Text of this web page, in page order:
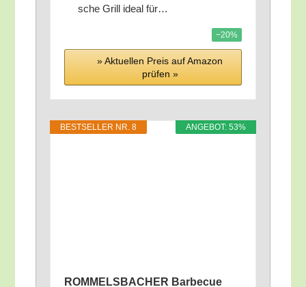
sche Grill ide­al für…
−20%
» Aktu­el­len Preis auf Ama­zon
prü­fen »
ANGE­BOT: 53%
BEST­SEL­LER NR. 8
ROMMELSBACHER Bar­be­cue